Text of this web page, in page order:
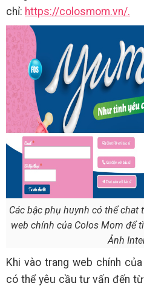
chỉ: https://colosmom.vn/.
Các bậc phụ huynh có thể
web chính của Colos Mom để
Ảnh
Khi vào trang web chính
có thể yêu cầu tư vấn đến